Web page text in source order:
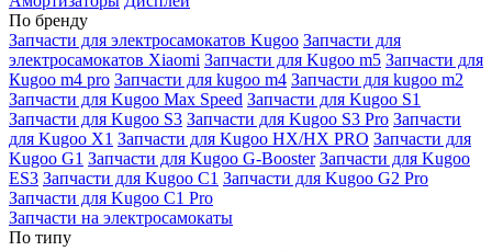
По бренду
Запчасти для электросамокатов Kugoo Запчасти для
электросамокатов Xiaomi Запчасти для Kugoo m5 Запчасти для
Кugoo m4 pro Запчасти для kugoo m4 Запчасти для kugoo m2
Запчасти для Kugoo Max Speed Запчасти для Kugoo S1
Запчасти для Kugoo S3 Запчасти для Kugoo S3 Pro Запчасти
для Kugoo X1 Запчасти для Kugoo HX/HX PRO Запчасти для
Kugoo G1 Запчасти для Kugoo G-Booster Запчасти для Kugoo
ES3 Запчасти для Kugoo C1 Запчасти для Kugoo G2 Pro
Запчасти для Kugoo C1 Pro
Запчасти на электросамокаты
По типу